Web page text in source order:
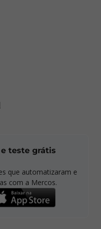
teste grátis
que automatizaram e
com a Mercos.